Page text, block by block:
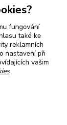
fungování
také ke
reklamních
nastavení při
vašim